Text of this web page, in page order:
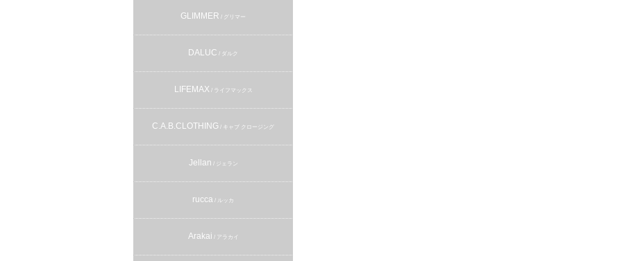
GLIMMER / グリマー
DALUC / ダルク
LIFEMAX / ライフマックス
C.A.B.CLOTHING / キャブ クロージング
Jellan / ジェラン
rucca / ルッカ
Arakai / アラカイ